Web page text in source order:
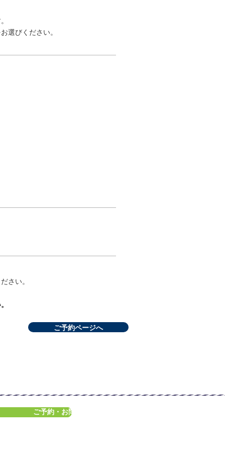
選びください。
さい。
ご予約ページへ
ご予約・お問